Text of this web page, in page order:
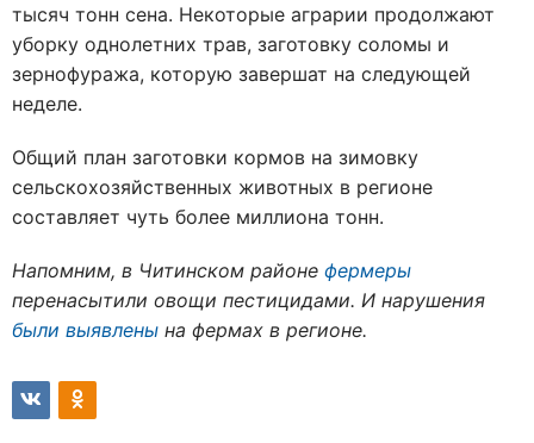
тысяч тонн сена. Некоторые аграрии продолжают
уборку однолетних трав, заготовку соломы и
зернофуража, которую завершат на следующей
неделе.
Общий план заготовки кормов на зимовку
сельскохозяйственных животных в регионе
составляет чуть более миллиона тонн.
Напомним, в Читинском районе фермеры
перенасытили овощи пестицидами. И нарушения
были выявлены на фермах в регионе.